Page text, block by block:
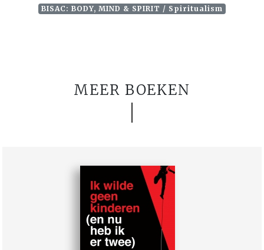
BISAC: BODY, MIND & SPIRIT / Spiritualism
MEER BOEKEN